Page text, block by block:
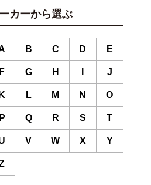
カーから選ぶ
B C D E
F G H J
K L M N O
P Q R S T
V W X Y